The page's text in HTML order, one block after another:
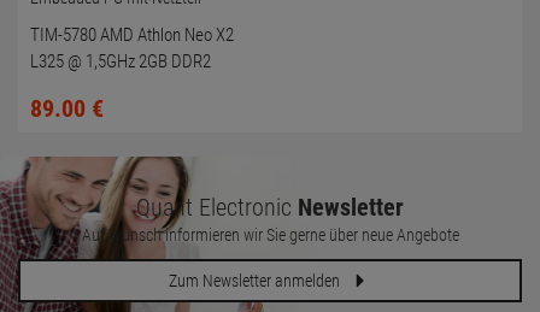
TIM-5780 AMD Athlon Neo X2
L325 @ 1,5GHz 2GB DDR2
89.00 €
Quant Electronic Newsletter
Auf Wunsch informieren wir Sie gerne über neue Angebote
Zum Newsletter anmelden